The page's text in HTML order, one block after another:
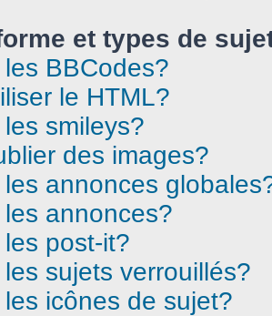
et types de
BBCodes?
le HTML?
smileys?
des images?
annonces
annonces?
post-it?
sujets verrouillés?
icônes de sujet?